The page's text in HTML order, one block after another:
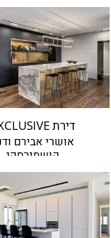
דירת EXCLUSIVE
אושרי אבירם
קושמירסקי